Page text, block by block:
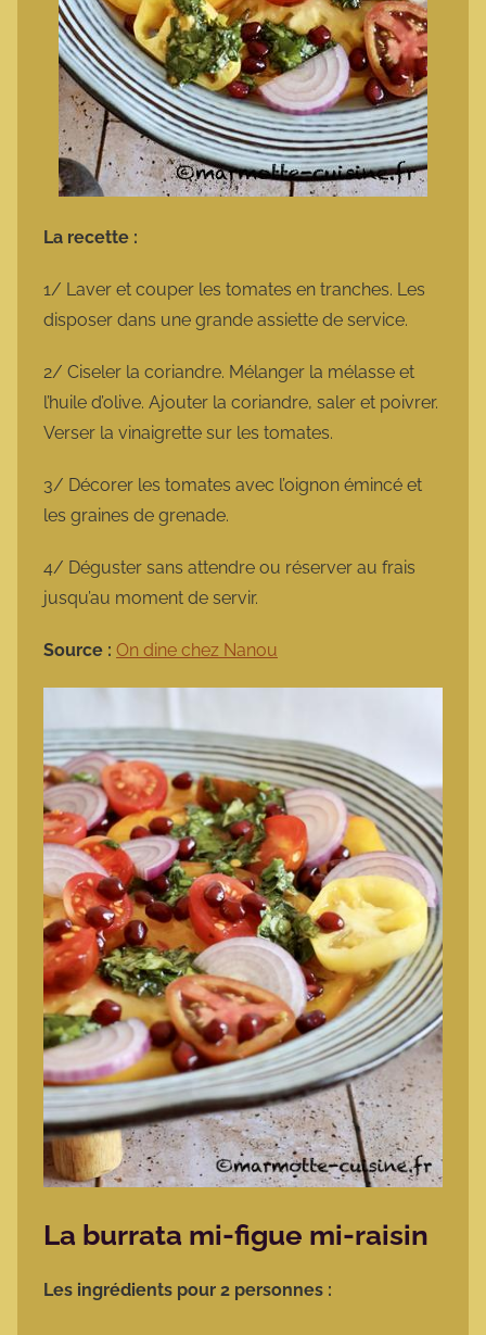
La recette :
1/ Laver et couper les tomates en tranches. Les
disposer dans une grande assiette de service.
2/ Ciseler la coriandre. Mélanger la mélasse et
l’huile d’olive. Ajouter la coriandre, saler et poivrer.
Verser la vinaigrette sur les tomates.
3/ Décorer les tomates avec l’oignon émincé et
les graines de grenade.
4/ Déguster sans attendre ou réserver au frais
jusqu’au moment de servir.
Source : On dine chez Nanou
La burrata mi-figue mi-raisin
Les ingrédients pour 2 personnes :